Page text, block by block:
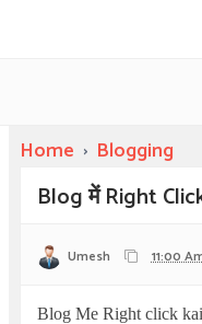
Home › Blogging
Blog में Right
Umesh 11:00
Blog Me Right click